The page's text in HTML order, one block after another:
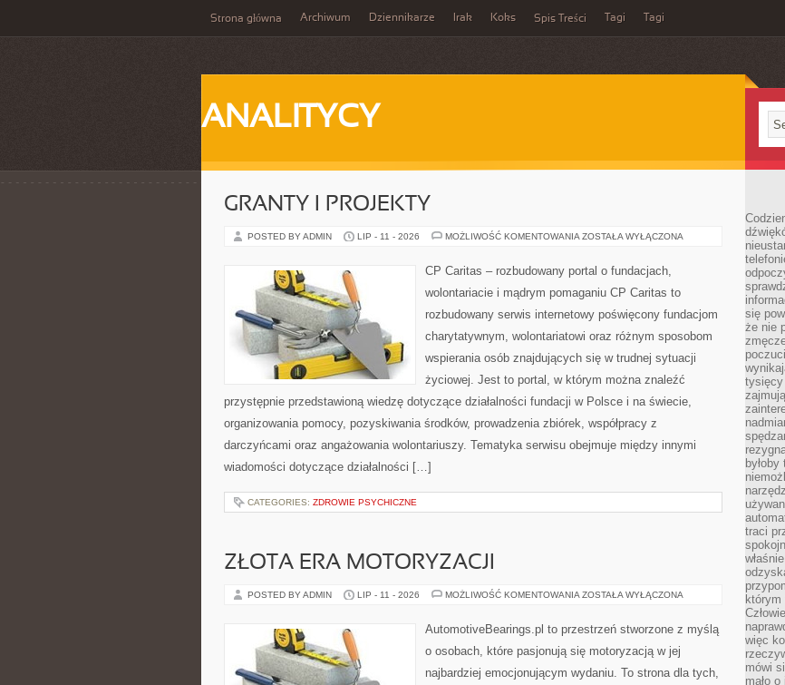
Strona główna Archiwum Dziennikarze Irak Koks Spis Treści Tagi Tagi
ANALITYCY
GRANTY I PROJEKTY
POSTED BY ADMIN LIP - 11 - 2026 MOŻLIWOŚĆ KOMENTOWANIA GRANTY
ZOSTAŁA WYŁĄCZONA
CP Caritas – rozbudowany portal o fundacjach,
wolontariacie i mądrym pomaganiu CP Caritas to
rozbudowany serwis internetowy poświęcony fundacjom
charytatywnym, wolontariatowi oraz różnym sposobom
wspierania osób znajdujących się w trudnej sytuacji
życiowej. Jest to portal, w którym można znaleźć
przystępnie przedstawioną wiedzę dotyczące działalności fundacji w Polsce i na świecie,
organizowania pomocy, pozyskiwania środków, prowadzenia zbiórek, współpracy z
darczyńcami oraz angażowania wolontariuszy. Tematyka serwisu obejmuje między innymi
wiadomości dotyczące działalności […]
CATEGORIES: ZDROWIE PSYCHICZNE
ZŁOTA ERA MOTORYZACJI
POSTED BY ADMIN LIP - 11 - 2026 MOŻLIWOŚĆ KOMENTOWANIA ZŁOTA
ZOSTAŁA WYŁĄCZONA
AutomotiveBearings.pl to przestrzeń stworzone z myślą
o osobach, które pasjonują się motoryzacją w jej
najbardziej emocjonującym wydaniu. To strona dla tych,
się
że nie
tysięcy
traci
którym
więc
mówi
mało